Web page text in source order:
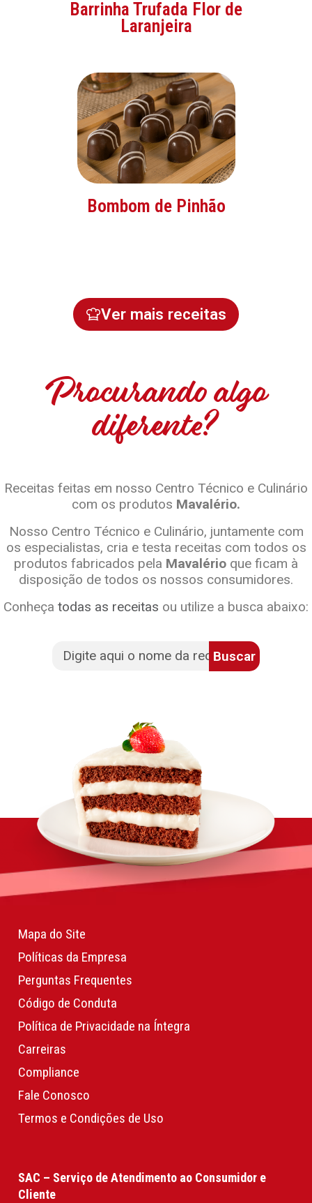
Barrinha Trufada Flor de
Laranjeira
Bombom de Pinhão
Ver mais receitas
Procurando algo
diferente?
Receitas feitas em nosso Centro Técnico e Culinário
com os produtos Mavalério.
Nosso Centro Técnico e Culinário, juntamente com
os especialistas, cria e testa receitas com todos os
produtos fabricados pela Mavalério que ficam à
disposição de todos os nossos consumidores.
Conheça todas as receitas ou utilize a busca abaixo:
Buscar
Mapa do Site
Políticas da Empresa
Perguntas Frequentes
Código de Conduta
Política de Privacidade na Íntegra
Carreiras
Compliance
Fale Conosco
Termos e Condições de Uso
SAC – Serviço de Atendimento ao Consumidor e
Cliente